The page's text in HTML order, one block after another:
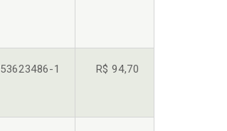
1 R$ 94,70